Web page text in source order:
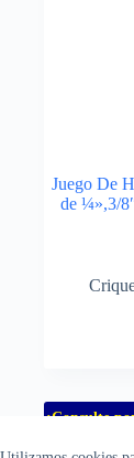
Juego De
de ¼»,3/
¡Consulte